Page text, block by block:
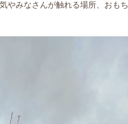
やみなさんが触れる場所、おもち